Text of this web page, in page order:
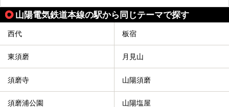
山陽電気鉄道本線の駅から同じテーマで探す
西代 板宿
東須磨 月見山
須磨寺 山陽須磨
須磨浦公園 山陽塩屋